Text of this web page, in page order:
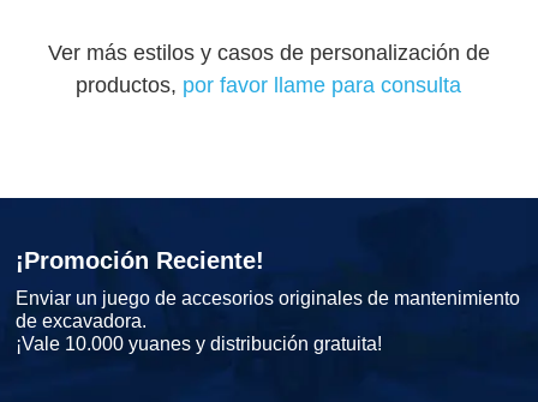
Ver más estilos y casos de personalización de
productos, por favor llame para consulta
¡Promoción Reciente!
Enviar un juego de accesorios originales de mantenimiento
de excavadora.
¡Vale 10.000 yuanes y distribución gratuita!